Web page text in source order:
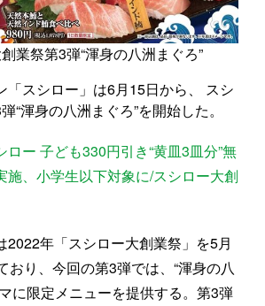
業祭第3弾“渾身の八洲まぐろ”
「スシロー」は6月15日から、 スシ
“渾身の八洲まぐろ”を開始した。
ロー 子ども330円引き“黄皿3皿分”無
施、小学生以下対象に/スシロー大創
2022年「スシロー大創業祭」を5月
おり、今回の第3弾では、“渾身の八
に限定メニューを提供する。第3弾